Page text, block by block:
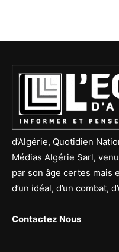
d’Algérie, Quotidien
Médias Algérie Sarl,
par son âge certes mais
d’un idéal, d’un combat,
Contactez Nous